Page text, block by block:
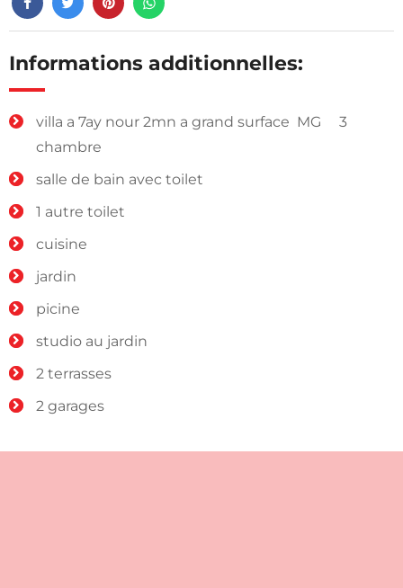
Informations additionnelles:
villa a 7ay nour 2mn a grand surface MG 3
chambre
salle de bain avec toilet
1 autre toilet
cuisine
jardin
picine
studio au jardin
2 terrasses
2 garages